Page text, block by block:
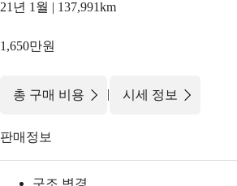
21년 1월 | 137,991km
1,650만원
총 구매 비용 | 시세 정보
판매정보
구조 변경